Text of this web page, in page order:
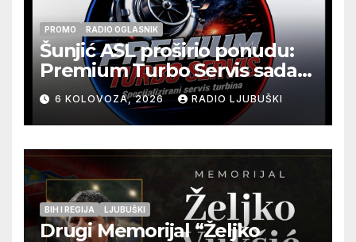
PROMO RADIO OGLASNIK
Šunjić ASL proširio ponudu:
Premium Turbo Servis sada
na jednoj adresi u Ljubuškom
6 KOLOVOZA, 2026 RADIO LJUBUŠKI
BIH I REGIJA LJUBUŠKI
Drugi Memorijal “Željko